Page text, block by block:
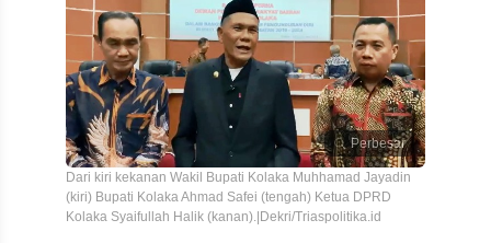
Perbesar
Dari kiri kekanan Wakil Bupati Kolaka Muhhamad Jayadin
(kiri) Bupati Kolaka Ahmad Safei (tengah) Ketua DPRD
Kolaka Syaifullah Halik (kanan).|Dekri/Triaspolitika.id